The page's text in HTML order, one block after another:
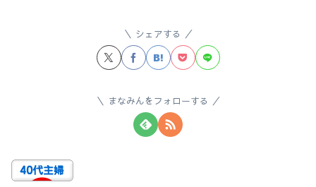
シェアする
まなみんをフォローする